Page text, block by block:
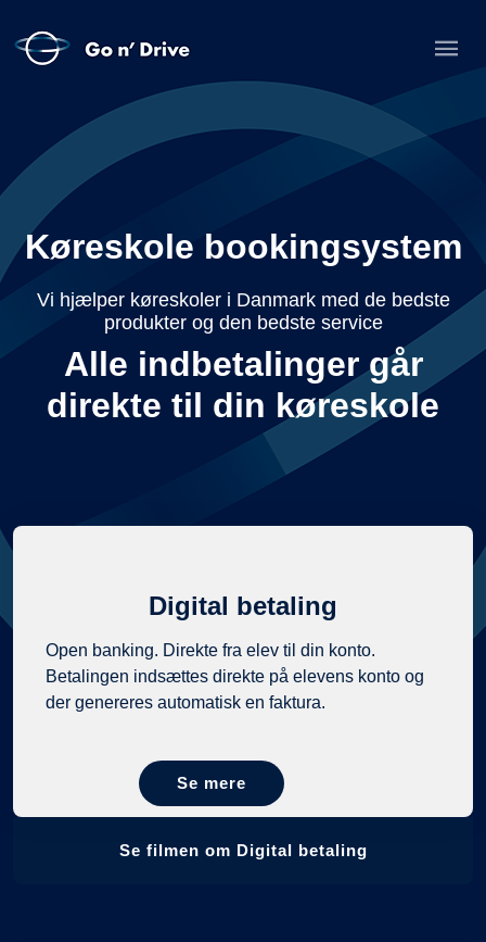
Køreskole bookingsystem
Vi hjælper køreskoler i Danmark med de bedste
produkter og den bedste service
Alle indbetalinger går
direkte til din køreskole
Digital betaling
Open banking. Direkte fra elev til din konto.
Betalingen indsættes direkte på elevens konto og
der genereres automatisk en faktura.
Se mere
Se filmen om Digital betaling